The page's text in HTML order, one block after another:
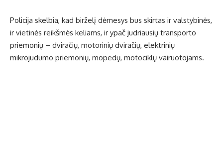
Policija skelbia, kad birželį dėmesys bus skirtas ir valstybinės,
ir vietinės reikšmės keliams, ir ypač judriausių transporto
priemonių – dviračių, motorinių dviračių, elektrinių
mikrojudumo priemonių, mopedų, motociklų vairuotojams.